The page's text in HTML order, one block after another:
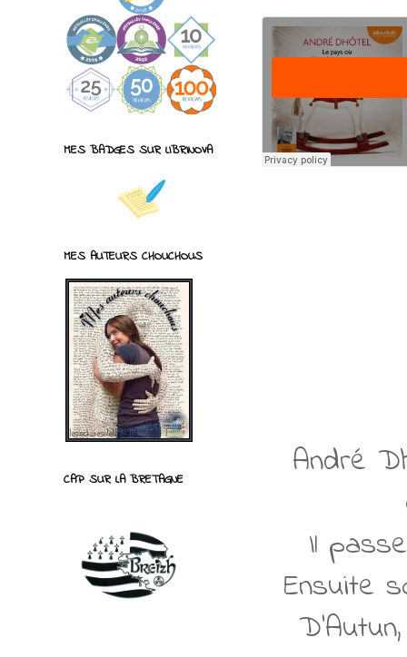
André
Il
Ensuite
MES BADGES SUR LIBRINOVA
MES AUTEURS CHOUCHOUS
CAP SUR LA BRETAGNE